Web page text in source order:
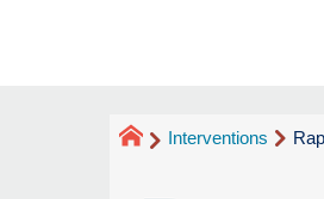
Interventions